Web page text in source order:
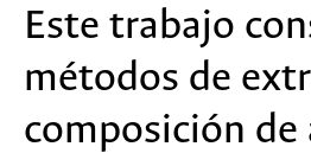
Este trabajo
métodos de
composición de